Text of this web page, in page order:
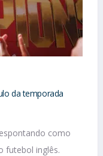
da temporada
como
futebol inglês.